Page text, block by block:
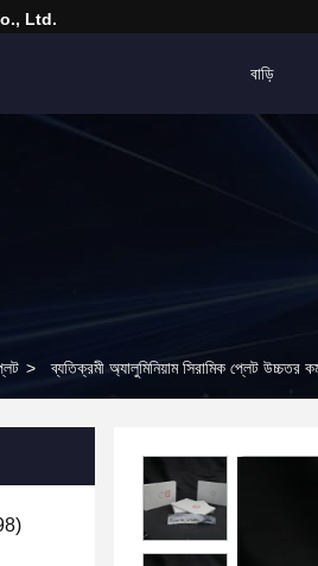
Ltd.
বাড়ি
> ব্যতিক্রমী অ্যালুমিনিয়াম সিরামিক প্লেট উচ্চতর